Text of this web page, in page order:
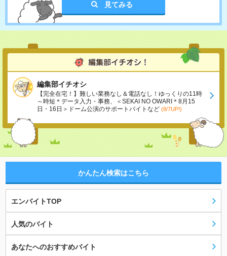
見てみる
編集部イチオシ
【完全在宅！】難しい業務なし＆電話なし！ゆっくりの11時
～時短＊データ入力・事務、＜SEKAI NO OWARI＊8月15
日・16日＞ドーム公演のサポートバイトなど (8/7UP!)
かんたん検索はこちら
エンバイトTOP
人気のバイト
あなたへのおすすめバイト